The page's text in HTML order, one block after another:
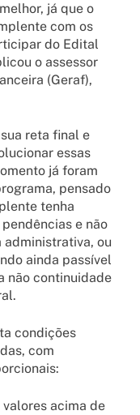
já que o
com os
do Edital
o assessor
(Geraf),
reta final e
essas
já foram
pensado
tenha
e não
administrativa, ou
ainda passível
não continuidade
condições
com
acima de